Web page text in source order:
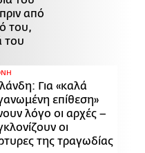
από
του,
του
Για «καλά
επίθεση»
λόγο οι αρχές –
οι
της τραγωδίας